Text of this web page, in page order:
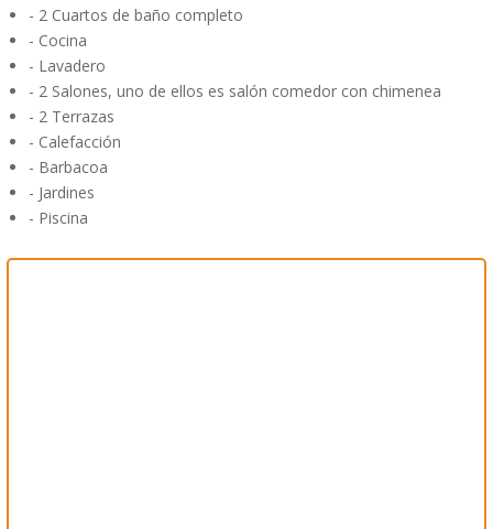
- 2 Cuartos de baño completo
- Cocina
- Lavadero
- 2 Salones, uno de ellos es salón comedor con chimenea
- 2 Terrazas
- Calefacción
- Barbacoa
- Jardines
- Piscina